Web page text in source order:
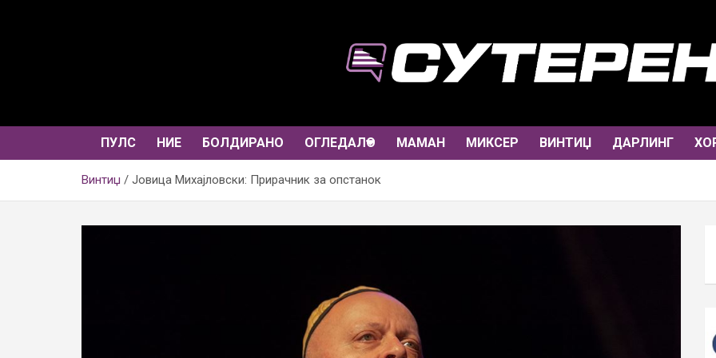
ПУЛС НИЕ БОЛДИРАНО ОГЛЕДАЛО МАМАН МИКСЕР ВИНТИЏ ДАРЛИНГ
Винтиџ Јовица Михајловски: Прирачник за опстанок